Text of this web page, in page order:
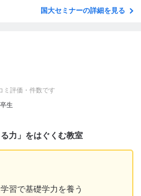
国大セミナーの詳細を見る
ミ評価・件数です
生
力」をはぐくむ教室
習で基礎学力を養う